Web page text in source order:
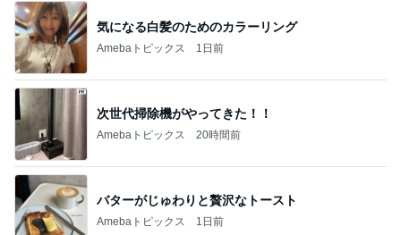
気になる白髪のためのカラーリング
Amebaトピックス 1日前
次世代掃除機がやってきた！！
Amebaトピックス 20時間前
バターがじゅわりと贅沢なトースト
Amebaトピックス 1日前